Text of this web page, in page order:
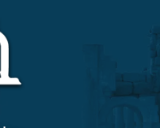
content
main
navigation
footer